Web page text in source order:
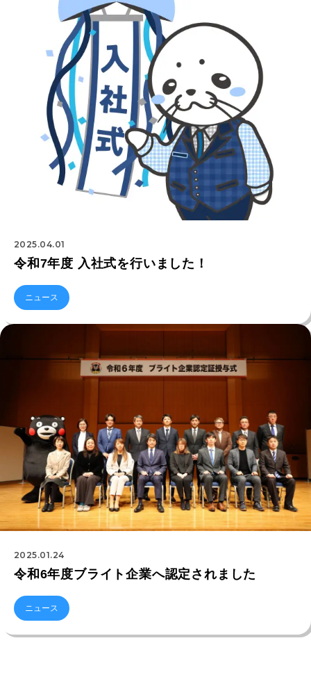
2025.04.01
令和7年度 入社式を行いました！
ニュース
2025.01.24
令和6年度ブライト企業へ認定されました
ニュース